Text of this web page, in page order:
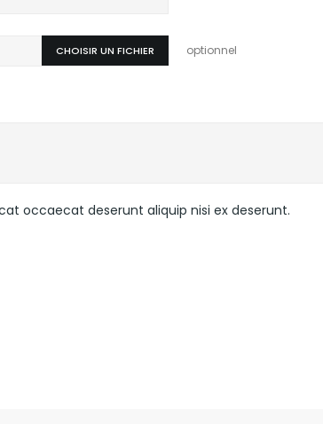
CHOISIR UN FICHIER optionnel
occaecat deserunt aliquip nisi ex deserunt.